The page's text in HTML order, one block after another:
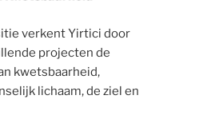
verkent Yirtici door
projecten de
kwetsbaarheid,
lichaam, de ziel en